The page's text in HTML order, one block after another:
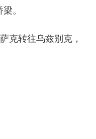
。
克转往乌兹别克，